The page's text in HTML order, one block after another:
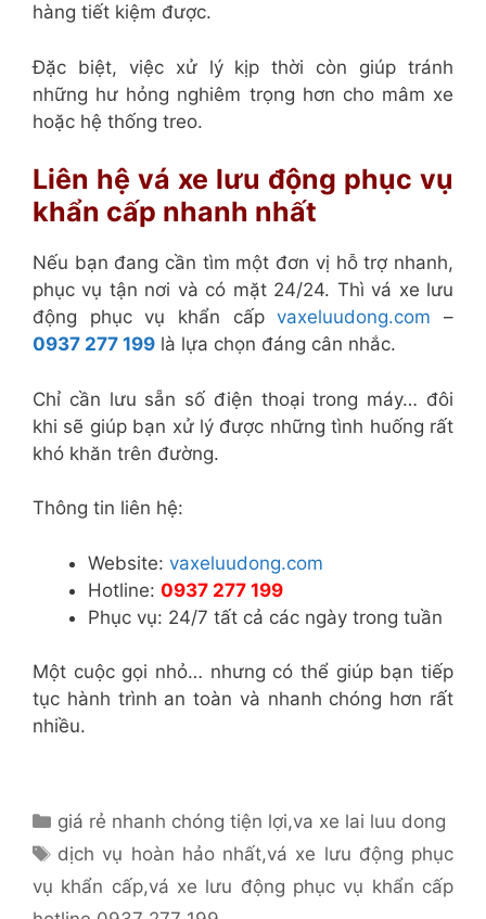
hàng tiết kiệm được.
Đặc biệt, việc xử lý kịp thời còn giúp tránh
những hư hỏng nghiêm trọng hơn cho mâm xe
hoặc hệ thống treo.
Liên hệ vá xe lưu động phục vụ
khẩn cấp nhanh nhất
Nếu bạn đang cần tìm một đơn vị hỗ trợ nhanh,
phục vụ tận nơi và có mặt 24/24. Thì vá xe lưu
động phục vụ khẩn cấpvaxeluudong.com –
0937 277 199 là lựa chọn đáng cân nhắc.
Chỉ cần lưu sẵn số điện thoại trong máy… đôi
khi sẽ giúp bạn xử lý được những tình huống rất
khó khăn trên đường.
Thông tin liên hệ:
Website: vaxeluudong.com
Hotline: 0937 277 199
Phục vụ: 24/7 tất cả các ngày trong tuần
Một cuộc gọi nhỏ… nhưng có thể giúp bạn tiếp
tục hành trình an toàn và nhanh chóng hơn rất
nhiều.
Danh
mục
giá rẻ nhanh chóng tiện lợi,va xe lai luu dong
Thẻ
dịch vụ hoàn hảo nhất,vá xe lưu động phục
vụ khẩn cấp,vá xe lưu động phục vụ khẩn cấp